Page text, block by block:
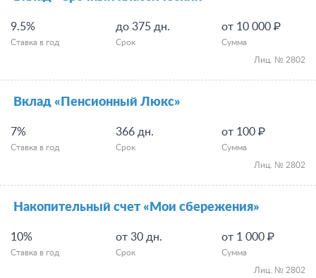
9.5%
Ставка в год
до 375 дн.
Срок
от 10 000 ₽
Сумма
Лиц. № 2802
Вклад «Пенсионный Люкс»
7%
Ставка в год
366 дн.
Срок
от 100 ₽
Сумма
Лиц. № 2802
Накопительный счет «Мои сбережения»
10%
Ставка в год
от 30 дн.
Срок
от 1 000 ₽
Сумма
Лиц. № 2802